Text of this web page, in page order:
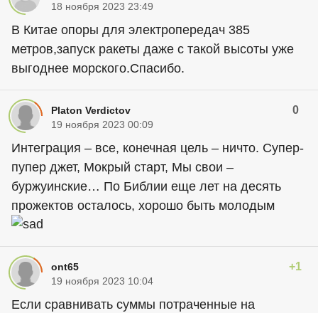
18 ноября 2023 23:49
В Китае опоры для электропередач 385
метров,запуск ракеты даже с такой высоты уже
выгоднее морского.Спасибо.
Platon Verdictov 0
19 ноября 2023 00:09
Интеграция – все, конечная цель – ничто. Супер-
пупер джет, Мокрый старт, Мы свои –
буржуинские… По Библии еще лет на десять
прожектов осталось, хорошо быть молодым
ont65 +1
19 ноября 2023 10:04
Если сравнивать суммы потраченные на